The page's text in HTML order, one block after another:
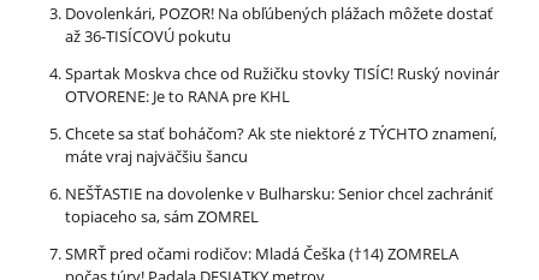
Dovolenkári, POZOR! Na obľúbených plážach môžete dostať
až 36-TISÍCOVÚ pokutu
Spartak Moskva chce od Ružičku stovky TISÍC! Ruský novinár
OTVORENE: Je to RANA pre KHL
Chcete sa stať boháčom? Ak ste niektoré z TÝCHTO znamení,
máte vraj najväčšiu šancu
NEŠŤASTIE na dovolenke v Bulharsku: Senior chcel zachrániť
topiaceho sa, sám ZOMREL
SMRŤ pred očami rodičov: Mladá Češka (†14) ZOMRELA